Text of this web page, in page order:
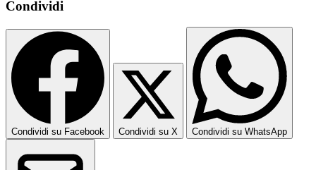
Condividi
Condividi su Facebook Condividi su X Condividi su WhatsApp